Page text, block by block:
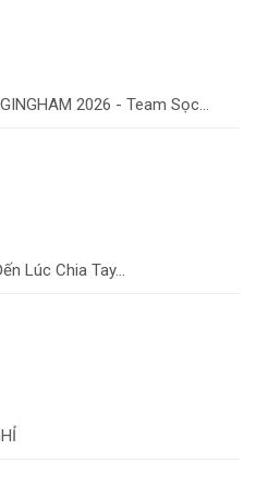
2026 - Team Sọc...
Lúc Chia Tay...